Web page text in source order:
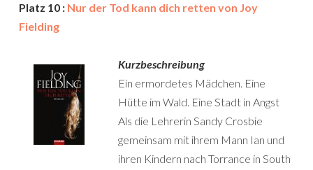
Platz 10 : Nur der Tod kann dich retten von Joy
Fielding
Kurzbeschreibung
Ein ermordetes Mädchen. Eine
Hütte im Wald. Eine Stadt in Angst
Als die Lehrerin Sandy Crosbie
gemeinsam mit ihrem Mann Ian und
ihren Kindern nach Torrance in South